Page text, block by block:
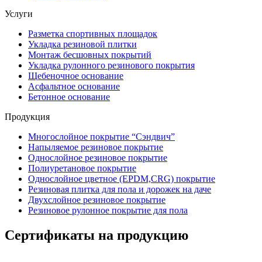
Услуги
Разметка спортивных площадок
Укладка резиновой плитки
Монтаж бесшовных покрытий
Укладка рулонного резинового покрытия
Щебеночное основание
Асфальтное основание
Бетонное основание
Продукция
Многослойное покрытие “Сэндвич”
Напыляемое резиновое покрытие
Однослойное резиновое покрытие
Полиуретановое покрытие
Однослойное цветное (EPDM,CRG) покрытие
Резиновая плитка для пола и дорожек на даче
Двухслойное резиновое покрытие
Резиновое рулонное покрытие для пола
Сертификаты на продукцию